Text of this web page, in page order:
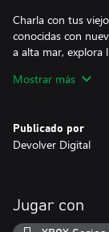
Charla con tus
conocidas con
a alta mar, explora
complejos puzles,
Vuelven las
La jugabilidad
moderna, en la
Interacciones
un sistema de
tan fácil!
Mostrar más
Publicado por
Devolver Digital
Jugar con